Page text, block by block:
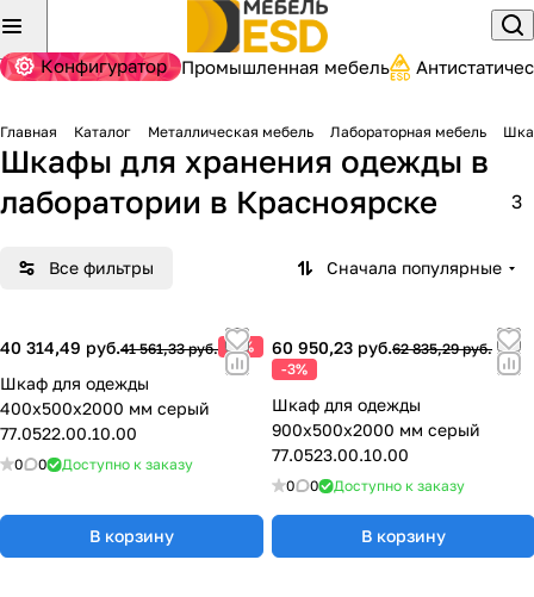
Конфигуратор Промышленная мебель
Главная Каталог Металлическая мебель Лабораторная мебель
Шкафы для хранения одежды в
лаборатории в Красноярске 3
Все фильтры Сначала популярные
40 314,49 руб.41 561,33 руб. -3%
Шкаф для одежды
400х500х2000 мм серый
77.0522.00.10.00
0 0 Доступно к заказу
В корзину
60 950,23 руб.62 835,29 руб.
-3%
Шкаф для одежды
900х500х2000 мм серый
77.0523.00.10.00
0 0 Доступно к заказу
В корзину